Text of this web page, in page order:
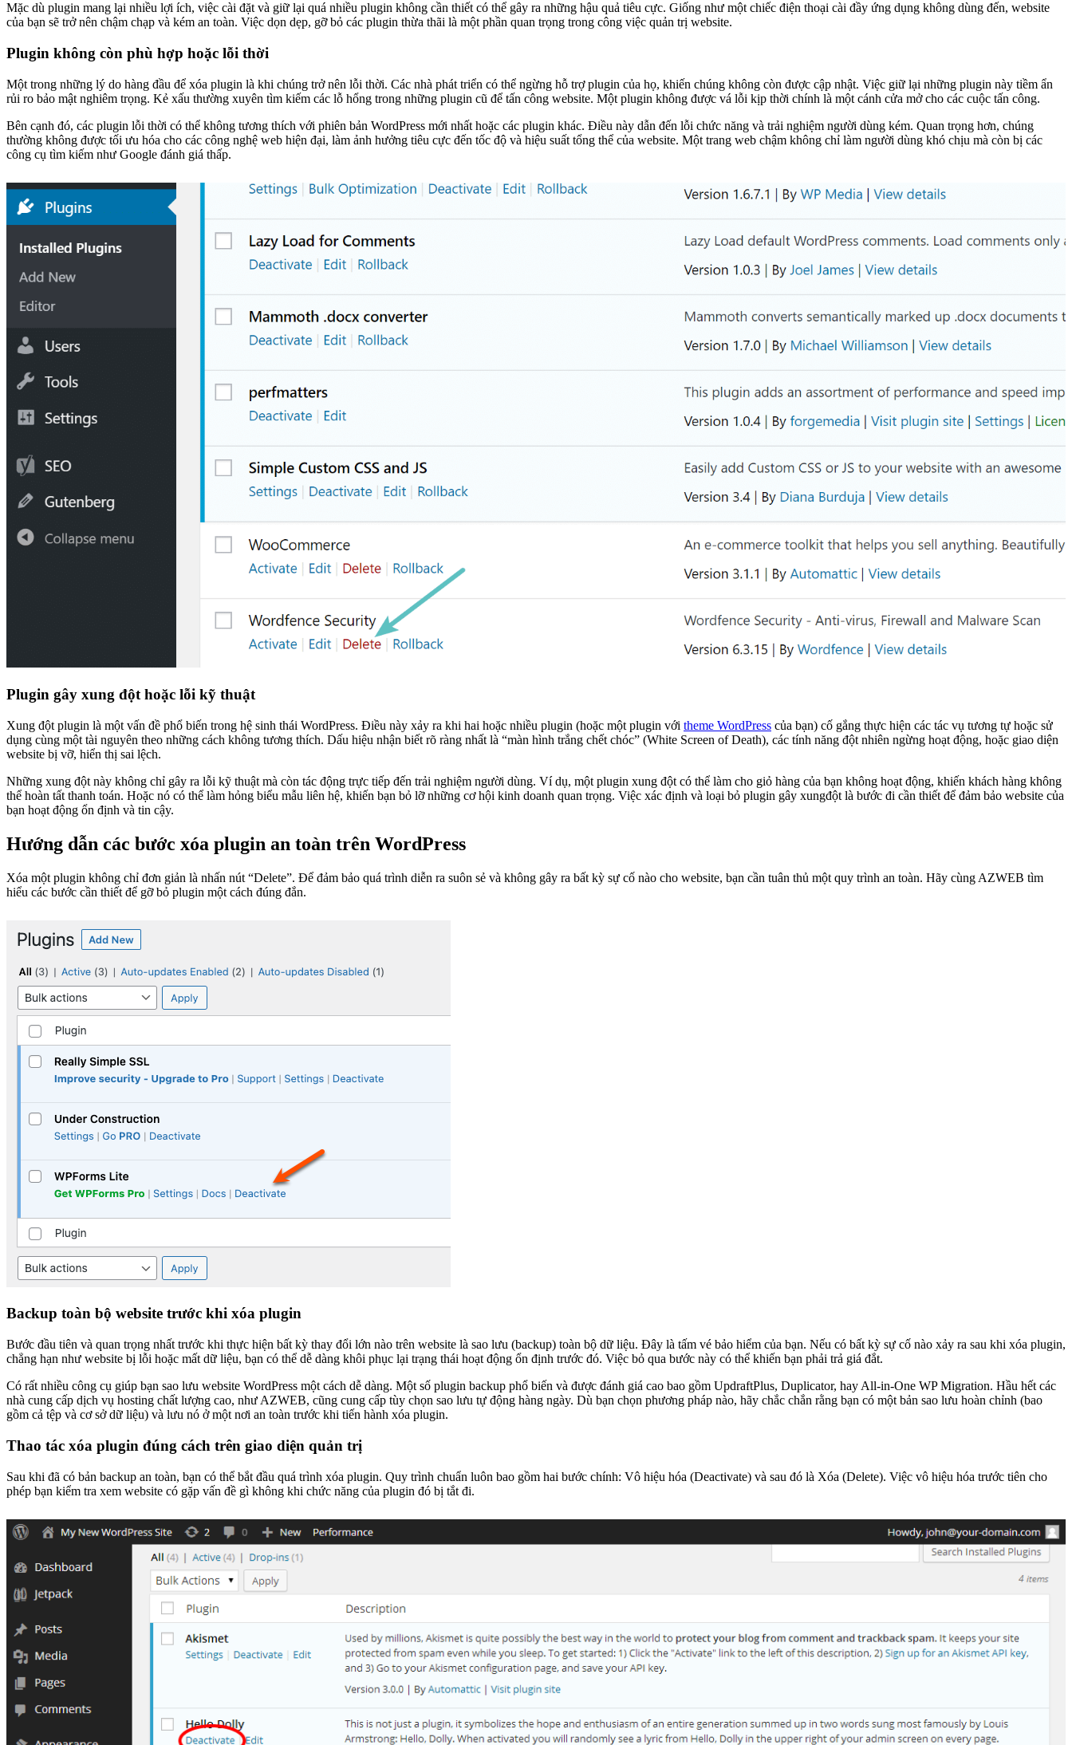
Mặc dù plugin mang lại nhiều lợi ích, việc cài đặt và giữ lại quá nhiều plugin không cần thiết có thể gây ra những hậu quả tiêu cực. Giống như một chiếc điện thoại cài đầy ứng dụng không dùng đến, website
của bạn sẽ trở nên chậm chạp và kém an toàn. Việc dọn dẹp, gỡ bỏ các plugin thừa thãi là một phần quan trọng trong công việc quản trị website.
Plugin không còn phù hợp hoặc lỗi thời
Một trong những lý do hàng đầu để xóa plugin là khi chúng trở nên lỗi thời. Các nhà phát triển có thể ngừng hỗ trợ plugin của họ, khiến chúng không còn được cập nhật. Việc giữ lại những plugin này tiềm ẩn
rủi ro bảo mật nghiêm trọng. Kẻ xấu thường xuyên tìm kiếm các lỗ hổng trong những plugin cũ để tấn công website. Một plugin không được vá lỗi kịp thời chính là một cánh cửa mở cho các cuộc tấn công.
Bên cạnh đó, các plugin lỗi thời có thể không tương thích với phiên bản WordPress mới nhất hoặc các plugin khác. Điều này dẫn đến lỗi chức năng và trải nghiệm người dùng kém. Quan trọng hơn, chúng
thường không được tối ưu hóa cho các công nghệ web hiện đại, làm ảnh hưởng tiêu cực đến tốc độ và hiệu suất tổng thể của website. Một trang web chậm không chỉ làm người dùng khó chịu mà còn bị các
công cụ tìm kiếm như Google đánh giá thấp.
Plugin gây xung đột hoặc lỗi kỹ thuật
Xung đột plugin là một vấn đề phổ biến trong hệ sinh thái WordPress. Điều này xảy ra khi hai hoặc nhiều plugin (hoặc một plugin với theme WordPress của bạn) cố gắng thực hiện các tác vụ tương tự hoặc sử
dụng cùng một tài nguyên theo những cách không tương thích. Dấu hiệu nhận biết rõ ràng nhất là “màn hình trắng chết chóc” (White Screen of Death), các tính năng đột nhiên ngừng hoạt động, hoặc giao diện
website bị vỡ, hiển thị sai lệch.
Những xung đột này không chỉ gây ra lỗi kỹ thuật mà còn tác động trực tiếp đến trải nghiệm người dùng. Ví dụ, một plugin xung đột có thể làm cho giỏ hàng của bạn không hoạt động, khiến khách hàng không
thể hoàn tất thanh toán. Hoặc nó có thể làm hỏng biểu mẫu liên hệ, khiến bạn bỏ lỡ những cơ hội kinh doanh quan trọng. Việc xác định và loại bỏ plugin gây xungđột là bước đi cần thiết để đảm bảo website của
bạn hoạt động ổn định và tin cậy.
Hướng dẫn các bước xóa plugin an toàn trên WordPress
Xóa một plugin không chỉ đơn giản là nhấn nút “Delete”. Để đảm bảo quá trình diễn ra suôn sẻ và không gây ra bất kỳ sự cố nào cho website, bạn cần tuân thủ một quy trình an toàn. Hãy cùng AZWEB tìm
hiểu các bước cần thiết để gỡ bỏ plugin một cách đúng đắn.
Backup toàn bộ website trước khi xóa plugin
Bước đầu tiên và quan trọng nhất trước khi thực hiện bất kỳ thay đổi lớn nào trên website là sao lưu (backup) toàn bộ dữ liệu. Đây là tấm vé bảo hiểm của bạn. Nếu có bất kỳ sự cố nào xảy ra sau khi xóa plugin,
chẳng hạn như website bị lỗi hoặc mất dữ liệu, bạn có thể dễ dàng khôi phục lại trạng thái hoạt động ổn định trước đó. Việc bỏ qua bước này có thể khiến bạn phải trả giá đắt.
Có rất nhiều công cụ giúp bạn sao lưu website WordPress một cách dễ dàng. Một số plugin backup phổ biến và được đánh giá cao bao gồm UpdraftPlus, Duplicator, hay All-in-One WP Migration. Hầu hết các
nhà cung cấp dịch vụ hosting chất lượng cao, như AZWEB, cũng cung cấp tùy chọn sao lưu tự động hàng ngày. Dù bạn chọn phương pháp nào, hãy chắc chắn rằng bạn có một bản sao lưu hoàn chỉnh (bao
gồm cả tệp và cơ sở dữ liệu) và lưu nó ở một nơi an toàn trước khi tiến hành xóa plugin.
Thao tác xóa plugin đúng cách trên giao diện quản trị
Sau khi đã có bản backup an toàn, bạn có thể bắt đầu quá trình xóa plugin. Quy trình chuẩn luôn bao gồm hai bước chính: Vô hiệu hóa (Deactivate) và sau đó là Xóa (Delete). Việc vô hiệu hóa trước tiên cho
phép bạn kiểm tra xem website có gặp vấn đề gì không khi chức năng của plugin đó bị tắt đi.